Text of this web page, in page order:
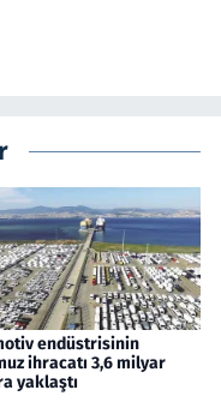
endüstrisinin
ihracatı 3,6 milyar
yaklaştı